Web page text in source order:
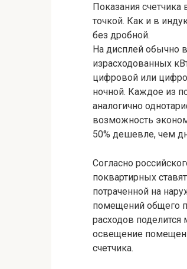
Показания
точкой. Как и в
без дробной.
На дисплей обычно
израсходованных
цифровой или
ночной. Каждое из
аналогично
возможность
50% дешевле, чем
Согласно
поквартирных
потраченной на
помещений общего
расходов
освещение
счетчика.